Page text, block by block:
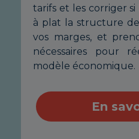
tarifs et les corriger
à plat la structure
vos marges, et
nécessaires pour
modèle économique.
En